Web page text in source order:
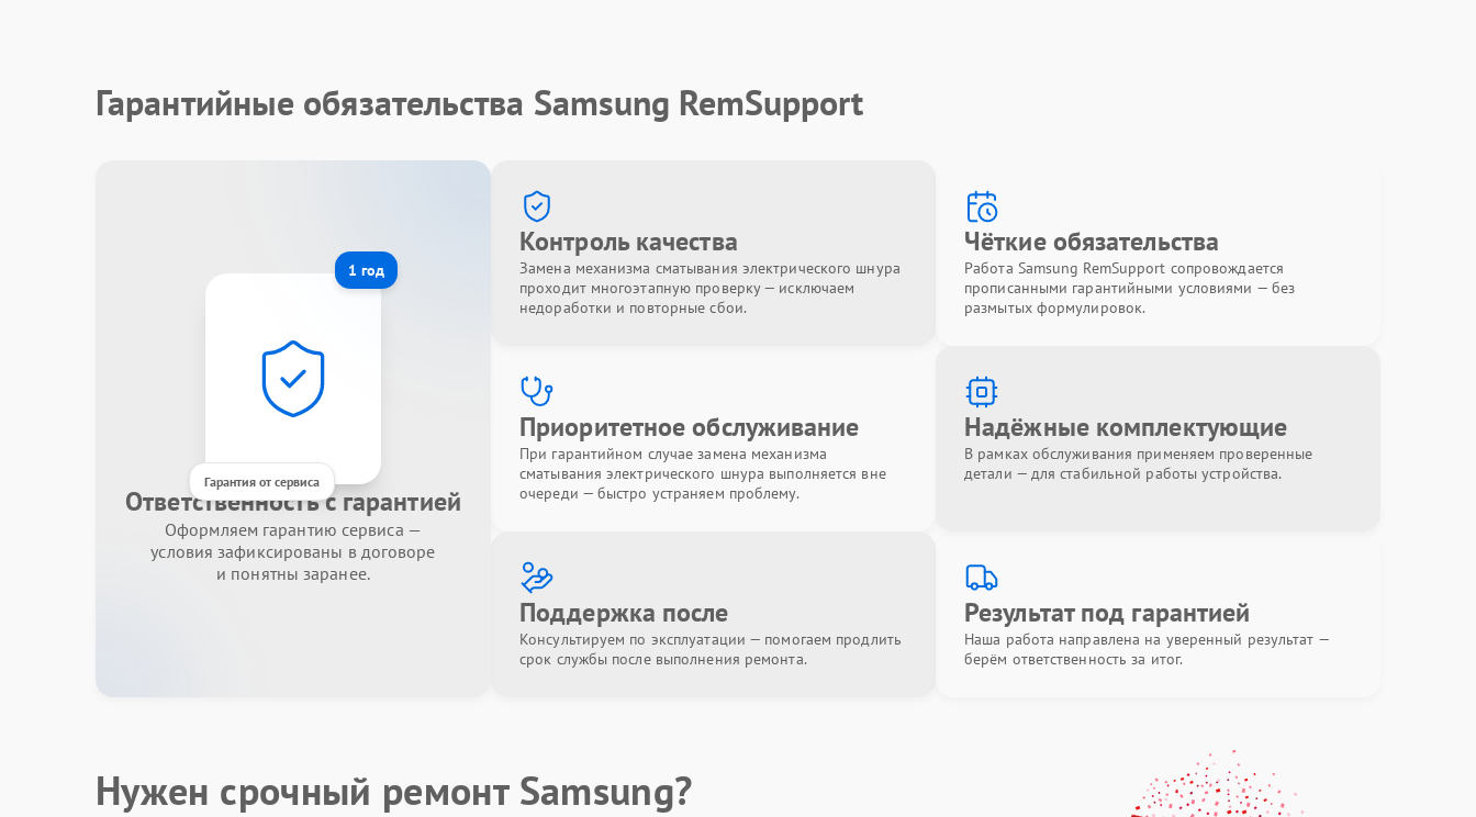
Гарантийные обязательства Samsung RemSupport
1 год
Гарантия от сервиса
Ответственность с гарантией
Оформляем гарантию сервиса —
условия зафиксированы в договоре
и понятны заранее.
Контроль качества
Замена механизма сматывания электрического шнура
проходит многоэтапную проверку — исключаем
недоработки и повторные сбои.
Чёткие обязательства
Работа Samsung RemSupport сопровождается
прописанными гарантийными условиями — без
размытых формулировок.
Приоритетное обслуживание
При гарантийном случае замена механизма
сматывания электрического шнура выполняется вне
очереди — быстро устраняем проблему.
Надёжные комплектующие
В рамках обслуживания применяем проверенные
детали — для стабильной работы устройства.
Поддержка после
Консультируем по эксплуатации — помогаем продлить
срок службы после выполнения ремонта.
Результат под гарантией
Наша работа направлена на уверенный результат —
берём ответственность за итог.
Нужен срочный ремонт Samsung?